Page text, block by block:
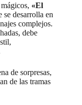
«El
se desarrolla en
complejos.
debe
de sorpresas,
de las tramas